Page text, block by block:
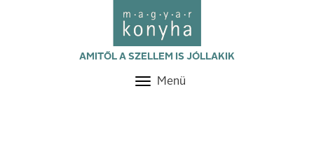
AMITŐL A SZELLEM IS JÓLLAKIK
Toggle
Menü